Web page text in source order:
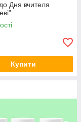
Дня вчителя
Купити